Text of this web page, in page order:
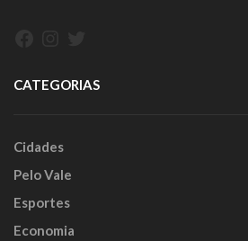
CATEGORIAS
Cidades
Pelo Vale
Esportes
Economia